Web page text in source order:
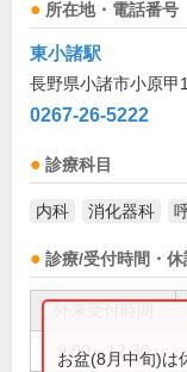
所在地・電話番号
東小諸駅
長野県小諸市小原甲
0267-26-5222
診療科目
内科 消化器科
診療/受付時間・休
9:00～12:30
お盆(8月中旬)は